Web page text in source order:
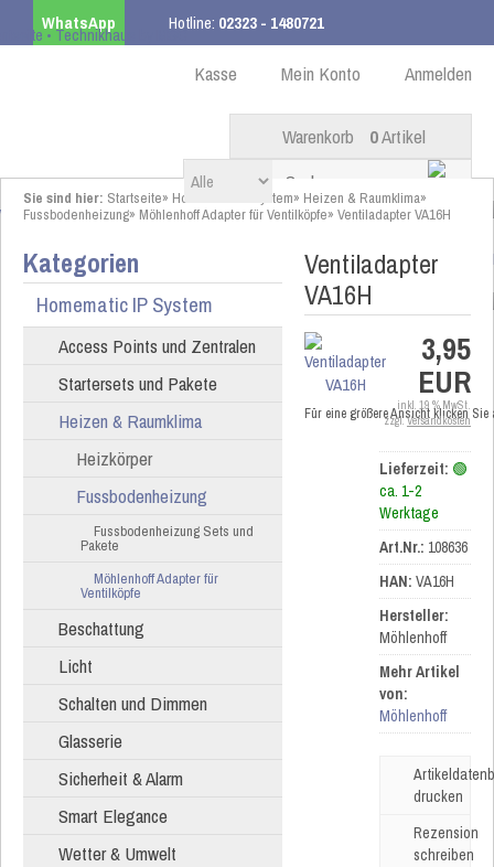
WhatsApp Hotline: 02323 - 1480721
ab 99,00 € innerhalb DE Anmelden
Mein Konto
Kasse
Warenkorb 0Artikel
Sie sind hier: Startseite» Homematic IP System» Heizen & Raumklima»
Fussbodenheizung» Möhlenhoff Adapter für Ventilköpfe» Ventiladapter VA16H
Kategorien
Homematic IP System
Access Points und Zentralen
Startersets und Pakete
Heizen & Raumklima
Heizkörper
Fussbodenheizung
Fussbodenheizung Sets und
Pakete
Möhlenhoff Adapter für
Ventilköpfe
Beschattung
Licht
Schalten und Dimmen
Glasserie
Sicherheit & Alarm
Smart Elegance
Wetter & Umwelt
Ventiladapter
VA16H
Für eine größere Ansicht klicken
3,95
EUR
inkl. 19 % MwSt.
zzgl.Versandkosten
Lieferzeit: 🟢
ca. 1-2
Werktage
Art.Nr.: 108636
HAN: VA16H
Hersteller:
Möhlenhoff
Mehr Artikel
von:
Möhlenhoff
drucken
Rezension
schreiben